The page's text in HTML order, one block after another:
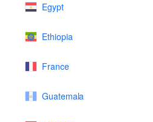
Egypt
Ethiopia
France
Guatemala